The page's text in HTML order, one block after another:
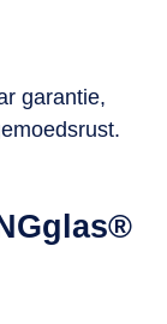
garantie,